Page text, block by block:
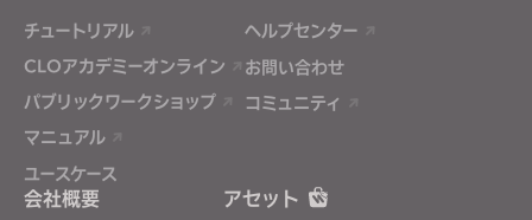
チュートリアル
CLOアカデミーオンライン
パブリックワークショップ
マニュアル
ユースケース
ヘルプセンター
お問い合わせ
コミュニティ
会社概要 アセット